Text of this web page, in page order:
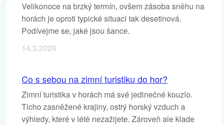
Velikonoce na brzký termín, ovšem zásoba sněhu na
horách je oproti typické situaci tak desetinová.
Podívejme se, jaké jsou šance.
14.3.2026
Co s sebou na zimní turistiku do hor?
Zimní turistika v horách má své jedinečné kouzlo.
Ticho zasněžené krajiny, ostrý horský vzduch a
výhledy, které v létě nezažijete. Zároveň ale klade